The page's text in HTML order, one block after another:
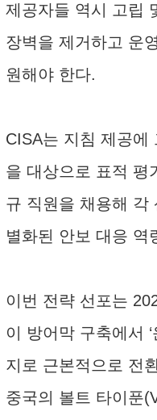
제공자들 역시 고립
장벽을 제거하고 운
원해야 한다.
CISA는 지침 제공에
을 대상으로 표적 평
규 직원을 채용해 각
별화된 안보 대응 역
이번 전략 선포는
이 방어막 구축에서
지로 근본적으로 전
중국의 볼트 타이푼